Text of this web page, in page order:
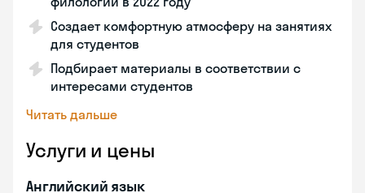
Создает комфортную атмосферу на занятиях
для студентов
Подбирает материалы в соответствии с
интересами студентов
Читать дальше
Услуги и цены
Английский язык